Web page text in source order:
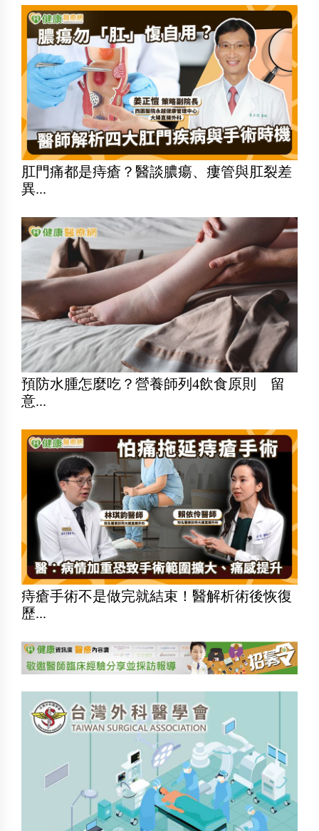
肛門痛都是痔瘡？醫談膿瘍、瘻管與肛裂差
異...
預防水腫怎麼吃？營養師列4飲食原則 留
意...
痔瘡手術不是做完就結束！醫解析術後恢復
歷...